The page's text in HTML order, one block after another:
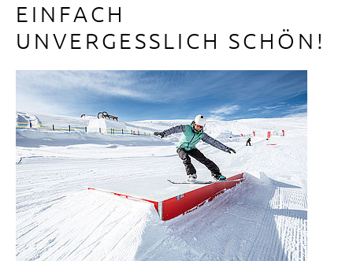
EINFACH
UNVERGESSLICH SCHÖN!